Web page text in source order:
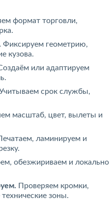
формат торговли,
Фиксируем геометрию,
кузова.
или адаптируем
срок службы,
масштаб, цвет, вылеты и
ламинируем и
обезжириваем и локально
Проверяем кромки,
зоны.